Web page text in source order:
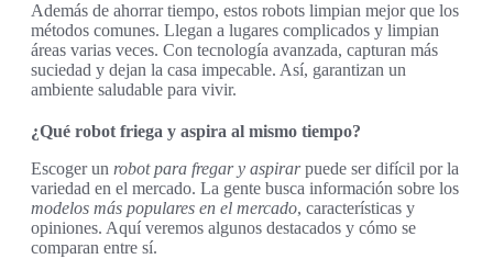
Además de ahorrar tiempo, estos robots limpian mejor que los
métodos comunes. Llegan a lugares complicados y limpian
áreas varias veces. Con tecnología avanzada, capturan más
suciedad y dejan la casa impecable. Así, garantizan un
ambiente saludable para vivir.
¿Qué robot friega y aspira al mismo tiempo?
Escoger un robot para fregar y aspirarpuede ser difícil por la
variedad en el mercado. La gente busca información sobre los
modelos más populares en el mercado, características y
opiniones. Aquí veremos algunos destacados y cómo se
comparan entre sí.